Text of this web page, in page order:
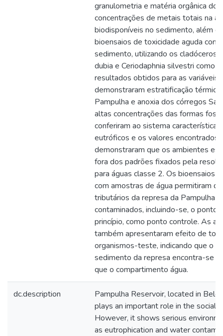
granulometria e matéria orgânica do
concentrações de metais totais na
biodisponíveis no sedimento, além
bioensaios de toxicidade aguda com
sedimento, utilizando os cladóceros
dubia e Ceriodaphnia silvestri como
resultados obtidos para as variáveis
demonstraram estratificação térmica
Pampulha e anoxia dos córregos
altas concentrações das formas
conferiram ao sistema
eutróficos e os valores encontrados
demonstraram que os ambientes
fora dos padrões fixados pela
para águas classe 2. Os bioensaios
com amostras de água permitiram
tributários da represa da Pampulha
contaminados, incluindo-se, o ponto
princípio, como ponto controle. As
também apresentaram efeito de
organismos-teste, indicando que o
sedimento da represa encontra-se
que o compartimento água.
dc.description
Pampulha Reservoir, located in
plays an important role in the social
However, it shows serious
as eutrophication and water